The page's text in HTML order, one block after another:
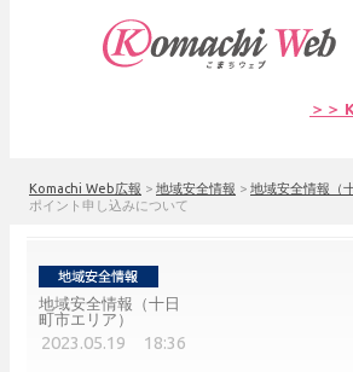
＞＞
Komachi Web広報 > 地域安全情報 > 地域安全情報（
ポイント申し込みについて
地域安全情報（十日
町市エリア）
2023.05.19 18:36